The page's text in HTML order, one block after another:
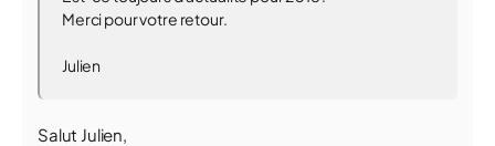
Merci pour votre retour.
Julien
Salut Julien,